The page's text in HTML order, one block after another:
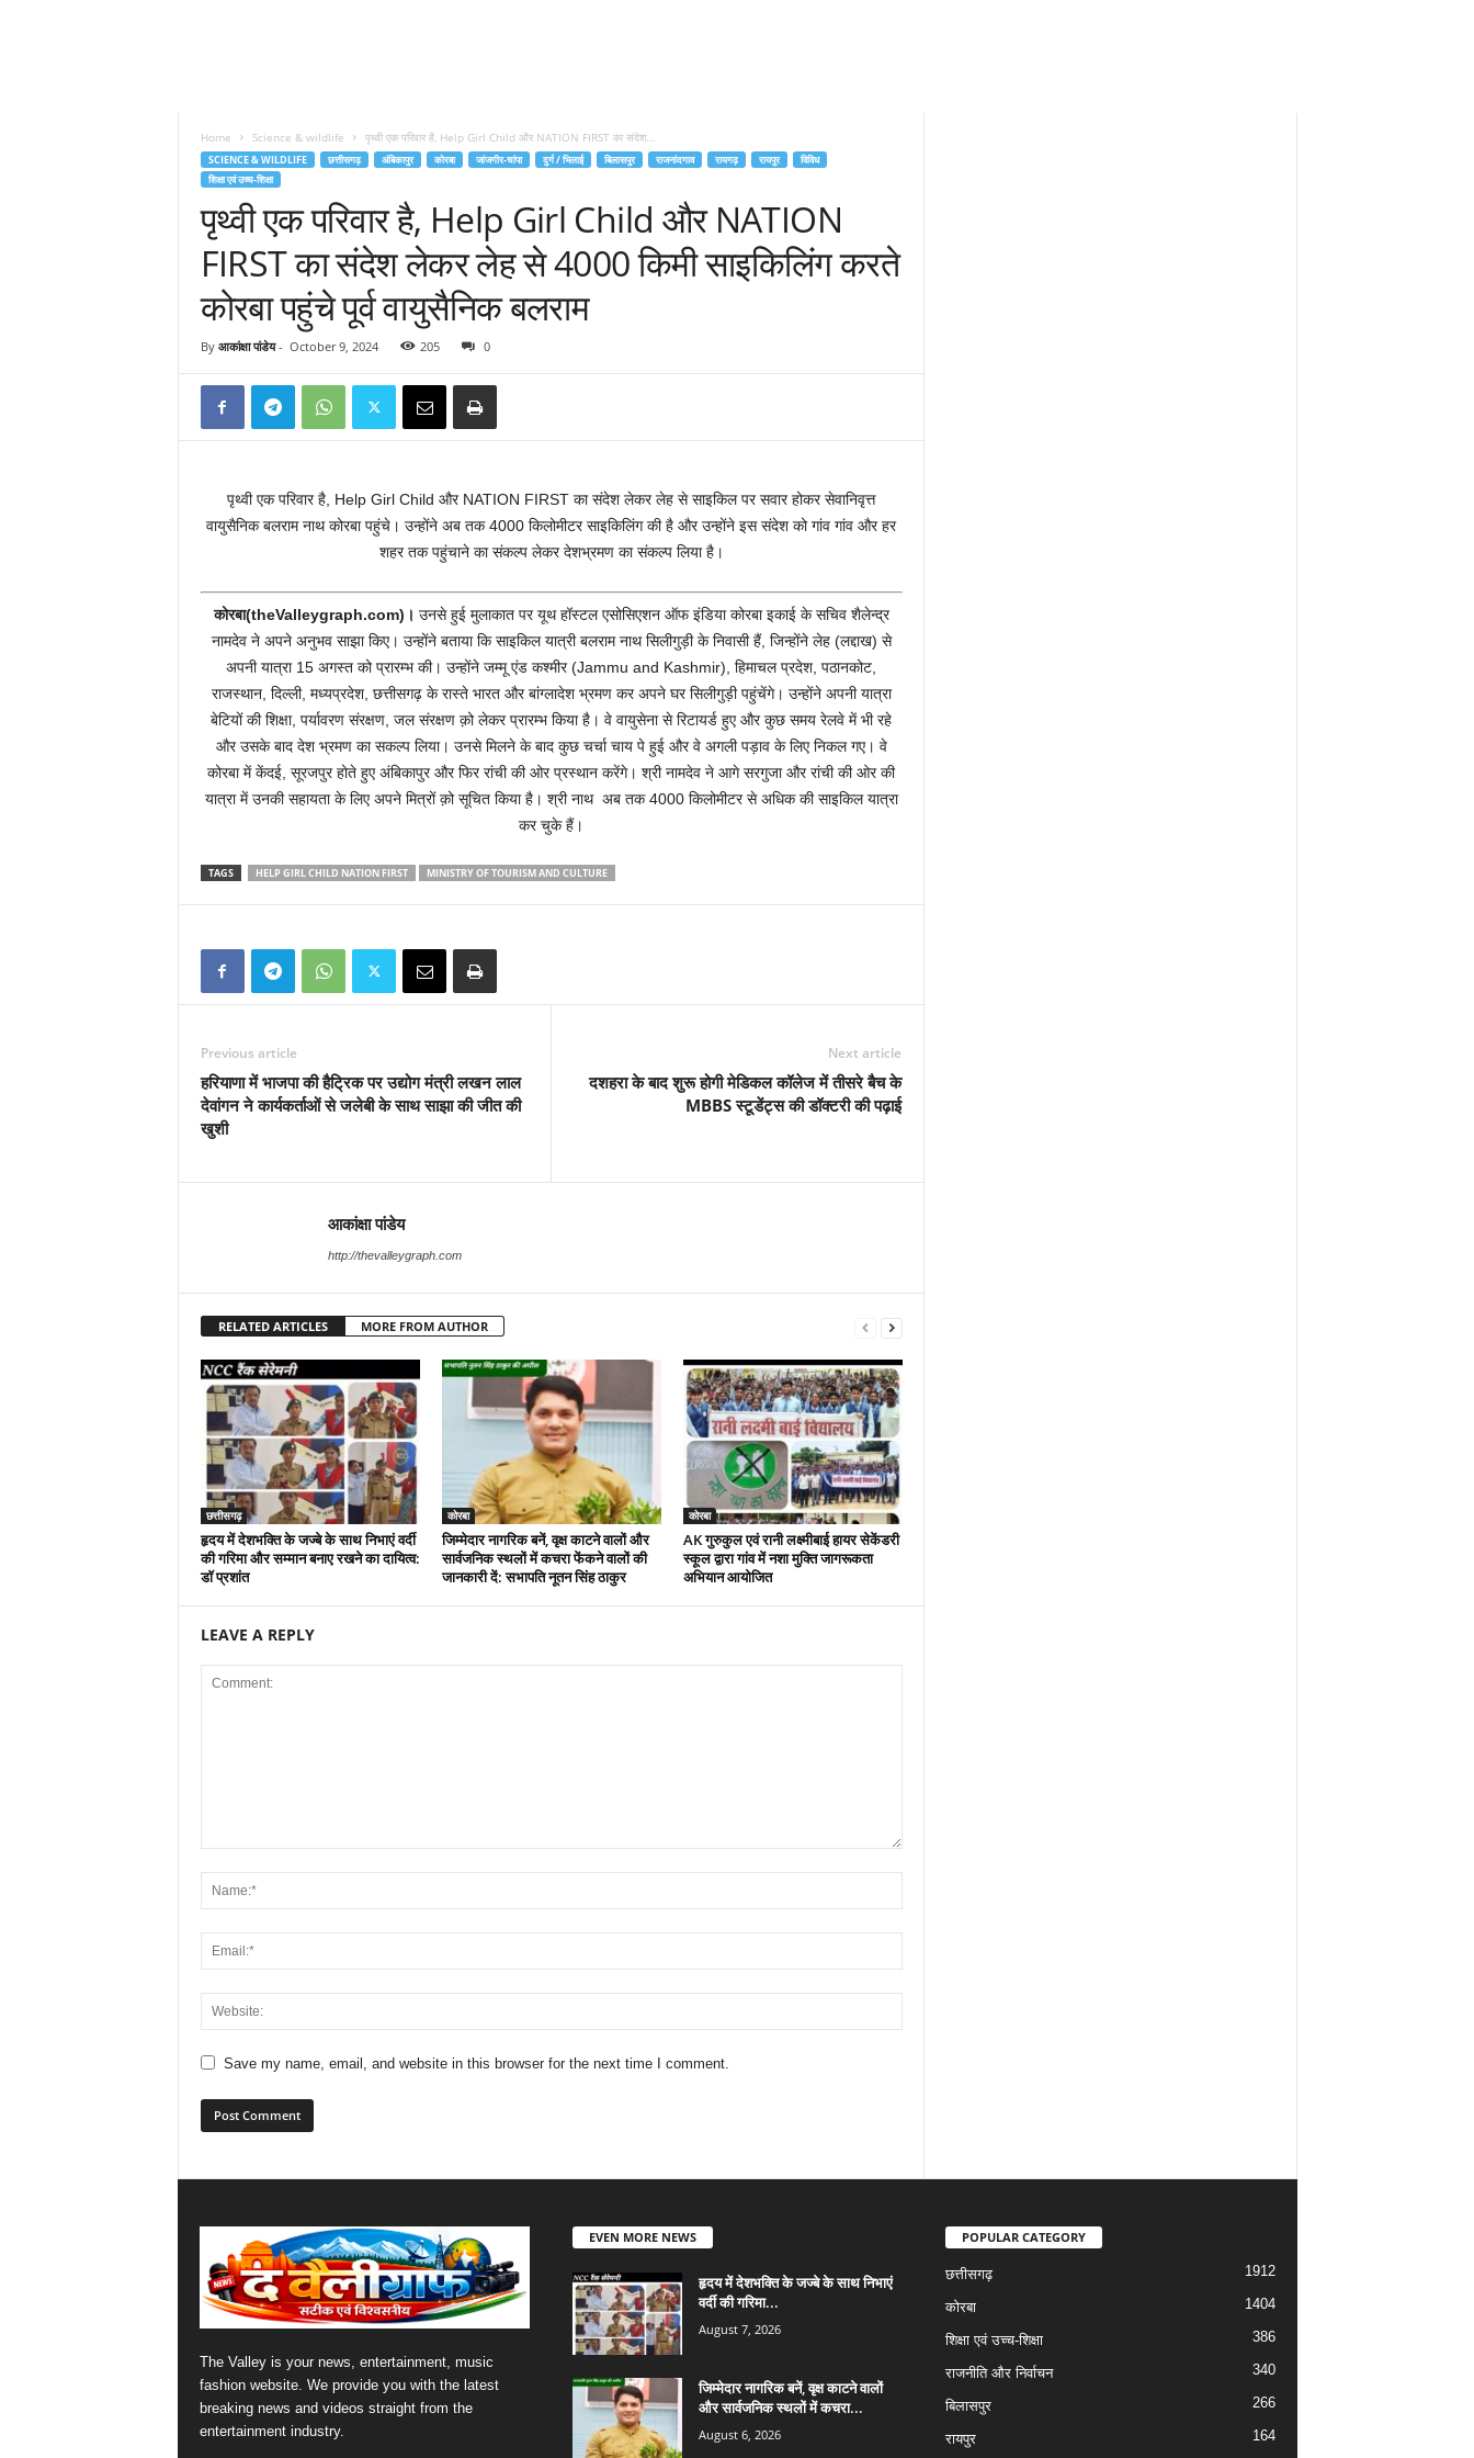
Home Science & wildlife पृथ्वी एक परिवार है, Help Girl Child और NATION FIRST का संदेश...
SCIENCE & WILDLIFE छत्तीसगढ़ अंबिकापुर कोरबा जांजगीर-चांपा दुर्ग / भिलाई बिलासपुर राजनांदगाव रायगढ़ रायपुर
विविध
शिक्षा एवं उच्च-शिक्षा
पृथ्वी एक परिवार है, Help Girl Child और NATION
FIRST का संदेश लेकर लेह से 4000 किमी साइकिलिंग करते
कोरबा पहुंचे पूर्व वायुसैनिक बलराम
By आकांक्षा पांडेय- October 9, 2024 205 0
पृथ्वी एक परिवार है, Help Girl Child और NATION FIRST का संदेश लेकर लेह से साइकिल पर सवार होकर सेवानिवृत्त
वायुसैनिक बलराम नाथ कोरबा पहुंचे। उन्होंने अब तक 4000 किलोमीटर साइकिलिंग की है और उन्होंने इस संदेश को गांव गांव और हर
शहर तक पहुंचाने का संकल्प लेकर देशभ्रमण का संकल्प लिया है।
कोरबा(theValleygraph.com)। उनसे हुई मुलाकात पर यूथ हॉस्टल एसोसिएशन ऑफ इंडिया कोरबा इकाई के सचिव शैलेन्द्र
नामदेव ने अपने अनुभव साझा किए। उन्होंने बताया कि साइकिल यात्री बलराम नाथ सिलीगुड़ी के निवासी हैं, जिन्होंने लेह (लद्दाख) से
अपनी यात्रा 15 अगस्त को प्रारम्भ की। उन्होंने जम्मू एंड कश्मीर (Jammu and Kashmir), हिमाचल प्रदेश, पठानकोट,
राजस्थान, दिल्ली, मध्यप्रदेश, छत्तीसगढ़ के रास्ते भारत और बांग्लादेश भ्रमण कर अपने घर सिलीगुड़ी पहुंचेंगे। उन्होंने अपनी यात्रा
बेटियों की शिक्षा, पर्यावरण संरक्षण, जल संरक्षण क़ो लेकर प्रारम्भ किया है। वे वायुसेना से रिटायर्ड हुए और कुछ समय रेलवे में भी रहे
और उसके बाद देश भ्रमण का सकल्प लिया। उनसे मिलने के बाद कुछ चर्चा चाय पे हुई और वे अगली पड़ाव के लिए निकल गए। वे
कोरबा में केंदई, सूरजपुर होते हुए अंबिकापुर और फिर रांची की ओर प्रस्थान करेंगे। श्री नामदेव ने आगे सरगुजा और रांची की ओर की
यात्रा में उनकी सहायता के लिए अपने मित्रों क़ो सूचित किया है। श्री नाथ अब तक 4000 किलोमीटर से अधिक की साइकिल यात्रा
कर चुके हैं।
TAGS HELP GIRL CHILD NATION FIRST MINISTRY OF TOURISM AND CULTURE
Previous article
हरियाणा में भाजपा की हैट्रिक पर उद्योग मंत्री लखन लाल
देवांगन ने कार्यकर्ताओं से जलेबी के साथ साझा की जीत की
खुशी
Next article
दशहरा के बाद शुरू होगी मेडिकल कॉलेज में तीसरे बैच के
MBBS स्टूडेंट्स की डॉक्टरी की पढ़ाई
आकांक्षा पांडेय
http://thevalleygraph.com
RELATED ARTICLES MORE FROM AUTHOR
छत्तीसगढ़
हृदय में देशभक्ति के जज्बे के साथ निभाएं वर्दी
की गरिमा और सम्मान बनाए रखने का दायित्व:
डाॅ प्रशांत
कोरबा
जिम्मेदार नागरिक बनें, वृक्ष काटने वालों और
सार्वजनिक स्थलों में कचरा फेंकने वालों की
जानकारी दें: सभापति नूतन सिंह ठाकुर
कोरबा
AK गुरुकुल एवं रानी लक्ष्मीबाई हायर सेकेंडरी
स्कूल द्वारा गांव में नशा मुक्ति जागरूकता
अभियान आयोजित
LEAVE A REPLY
Save my name, email, and website in this browser for the next time I comment.
The Valley is your news, entertainment, music
fashion website. We provide you with the latest
breaking news and videos straight from the
entertainment industry.
EVEN MORE NEWS
हृदय में देशभक्ति के जज्बे के साथ निभाएं
वर्दी की गरिमा...
August 7, 2026
जिम्मेदार नागरिक बनें, वृक्ष काटने वालों
और सार्वजनिक स्थलों में कचरा...
August 6, 2026
POPULAR CATEGORY
छत्तीसगढ़ 1912
कोरबा 1404
शिक्षा एवं उच्च-शिक्षा 386
राजनीति और निर्वाचन 340
बिलासपुर 266
रायपुर 164